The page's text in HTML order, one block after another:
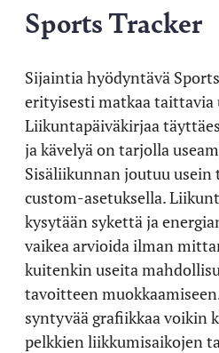
Sports Tracker
Sijaintia hyödyntävä
erityisesti matkaa taittavia
Liikuntapäiväkirjaa
ja kävelyä on tarjolla
Sisäliikunnan joutuu usein
custom-asetuksella.
kysytään sykettä ja
vaikea arvioida ilman
kuitenkin useita
tavoitteen
syntyvää grafiikkaa voikin
pelkkien liikkumisaikojen